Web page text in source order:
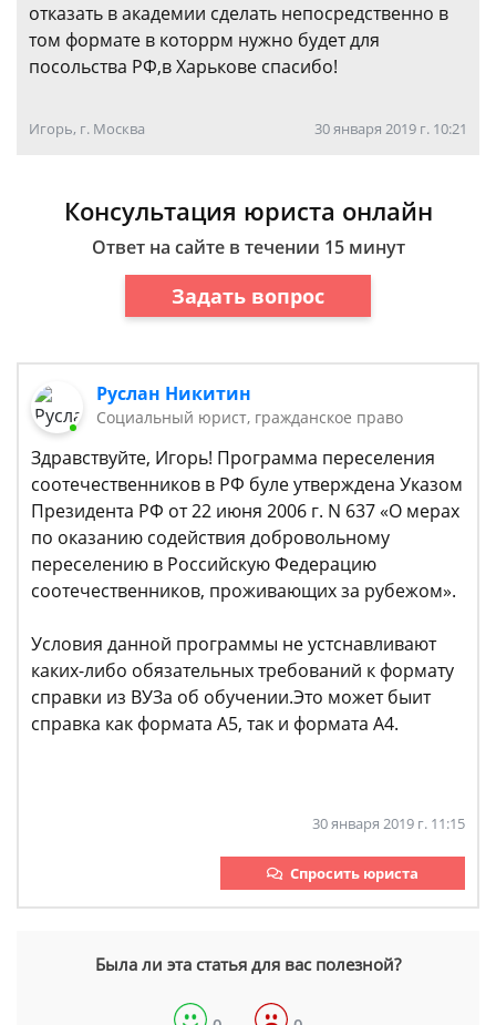
отказать в академии сделать непосредственно в
том формате в которрм нужно будет для
посольства РФ,в Харькове спасибо!
Игорь, г. Москва 30 января 2019 г. 10:21
Консультация юриста онлайн
Ответ на сайте в течении 15 минут
Задать вопрос
Руслан Никитин
Социальный юрист, гражданское право
Здравствуйте, Игорь! Программа переселения
соотечественников в РФ буле утверждена Указом
Президента РФ от 22 июня 2006 г. N 637 «О мерах
по оказанию содействия добровольному
переселению в Российскую Федерацию
соотечественников, проживающих за рубежом».
Условия данной программы не устснавливают
каких-либо обязательных требований к формату
справки из ВУЗа об обучении.Это может быит
справка как формата А5, так и формата А4.
30 января 2019 г. 11:15
Спросить юриста
Была ли эта статья для вас полезной?